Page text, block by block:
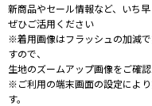
新商品やセール情報など、いち
ぜひご活用ください
※着用画像はフラッシュの加減
すので、
生地のズームアップ画像をご確認
※ご利用の端末画面の設定によ
す。